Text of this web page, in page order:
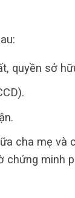
quyền sở
cha mẹ và
chứng minh